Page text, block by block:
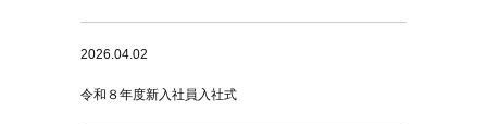
2026.04.02
令和８年度新入社員入社式